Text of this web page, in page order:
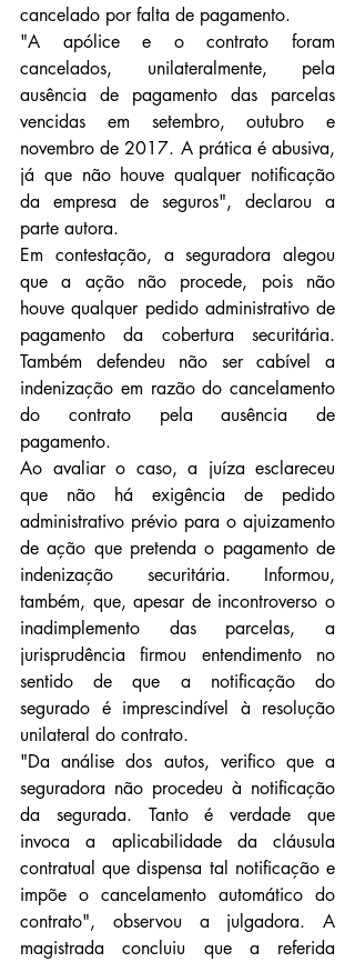
cancelado por falta de pagamento.
"A apólice e o contrato foram
cancelados, unilateralmente, pela
ausência de pagamento das parcelas
vencidas em setembro, outubro e
novembro de 2017. A prática é abusiva,
já que não houve qualquer notificação
da empresa de seguros", declarou a
parte autora.
Em contestação, a seguradora alegou
que a ação não procede, pois não
houve qualquer pedido administrativo de
pagamento da cobertura securitária.
Também defendeu não ser cabível a
indenização em razão do cancelamento
do contrato pela ausência de
pagamento.
Ao avaliar o caso, a juíza esclareceu
que não há exigência de pedido
administrativo prévio para o ajuizamento
de ação que pretenda o pagamento de
indenização securitária. Informou,
também, que, apesar de incontroverso o
inadimplemento das parcelas, a
jurisprudência firmou entendimento no
sentido de que a notificação do
segurado é imprescindível à resolução
unilateral do contrato.
"Da análise dos autos, verifico que a
seguradora não procedeu à notificação
da segurada. Tanto é verdade que
invoca a aplicabilidade da cláusula
contratual que dispensa tal notificação e
impõe o cancelamento automático do
contrato", observou a julgadora. A
magistrada concluiu que a referida